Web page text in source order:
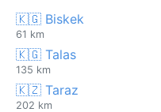
🇰🇬 Biskek
61 km
🇰🇬 Talas
135 km
🇰🇿 Taraz
202 km